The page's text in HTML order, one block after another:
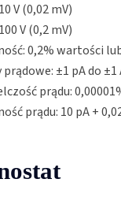
V (0,02 mV)
V (0,2 mV)
0,2% wartości
prądowe: ±1 pA do ±1
prądu:
prądu: 10 pA +